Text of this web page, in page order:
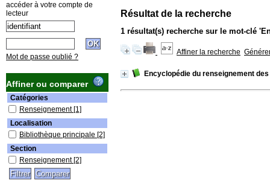
Résultat de la recherche
1 résultat(s) recherche sur le mot-clé
Affiner la recherche
Encyclopédie du renseignement
accéder à votre compte de
lecteur
Mot de passe oublié ?
Affiner ou comparer
Catégories
Renseignement [1]
Localisation
Bibliothèque principale [2]
Section
Renseignement [2]